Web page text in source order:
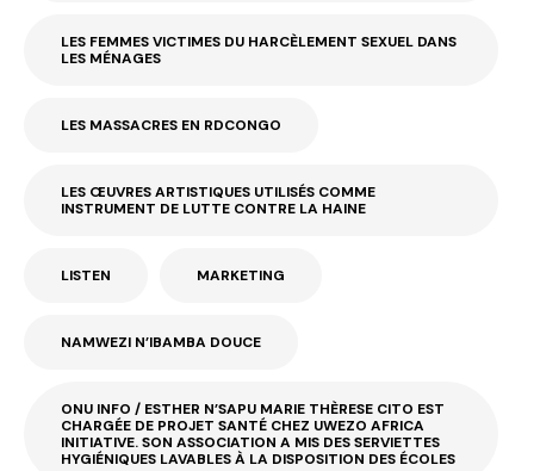
LES FEMMES VICTIMES DU HARCÈLEMENT SEXUEL DANS
LES MÉNAGES
LES MASSACRES EN RDCONGO
LES ŒUVRES ARTISTIQUES UTILISÉS COMME
INSTRUMENT DE LUTTE CONTRE LA HAINE
LISTEN MARKETING
NAMWEZI N’IBAMBA DOUCE
ONU INFO / ESTHER N’SAPU MARIE THÈRESE CITO EST
CHARGÉE DE PROJET SANTÉ CHEZ UWEZO AFRICA
INITIATIVE. SON ASSOCIATION A MIS DES SERVIETTES
HYGIÉNIQUES LAVABLES À LA DISPOSITION DES ÉCOLES